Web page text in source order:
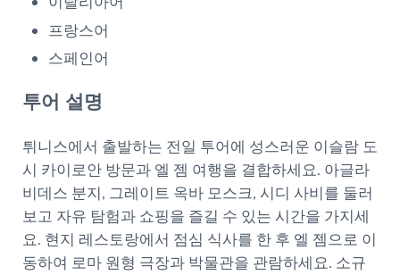
프랑스어
스페인어
투어 설명
튀니스에서 출발하는 전일 투어에 성스러운 이슬람 도
시 카이로안 방문과 엘 젬 여행을 결합하세요. 아글라
비데스 분지, 그레이트 옥바 모스크, 시디 사비를 둘러
보고 자유 탐험과 쇼핑을 즐길 수 있는 시간을 가지세
요. 현지 레스토랑에서 점심 식사를 한 후 엘 젬으로 이
동하여 로마 원형 극장과 박물관을 관람하세요. 소규